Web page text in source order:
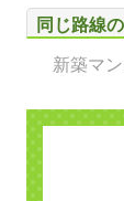
同じ路線
新築マ